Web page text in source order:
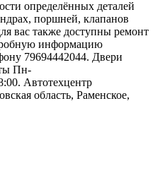
определённых деталей
поршней, клапанов
вас также доступны ремонт
информацию
79694442044. Двери
Пн-
Автотехцентр
область, Раменское,